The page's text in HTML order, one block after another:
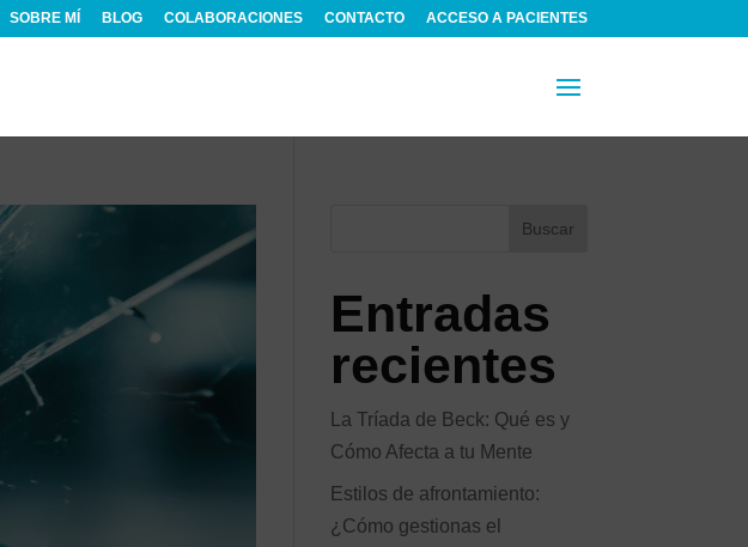
SOBRE MÍ BLOG COLABORACIONES CONTACTO ACCESO A PACIENTES
Buscar
Entradas
recientes
La Tríada de Beck: Qué es y
Cómo Afecta a tu Mente
Estilos de afrontamiento:
¿Cómo gestionas el